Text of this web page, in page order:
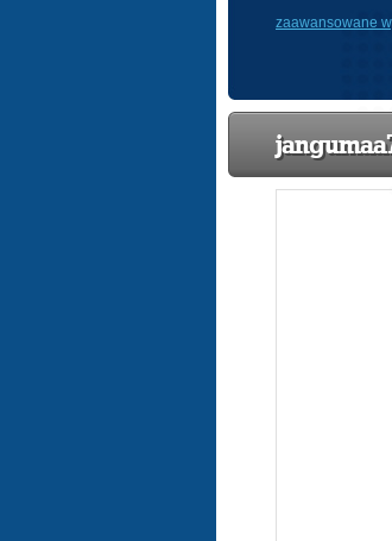
zaawansowane